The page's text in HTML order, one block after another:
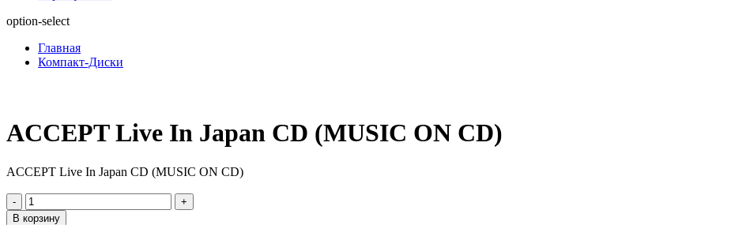
option-select
Главная
Компакт-Диски
ACCEPT Live In Japan CD (MUSIC ON CD)
ACCEPT Live In Japan CD (MUSIC ON CD)
-
+
В корзину